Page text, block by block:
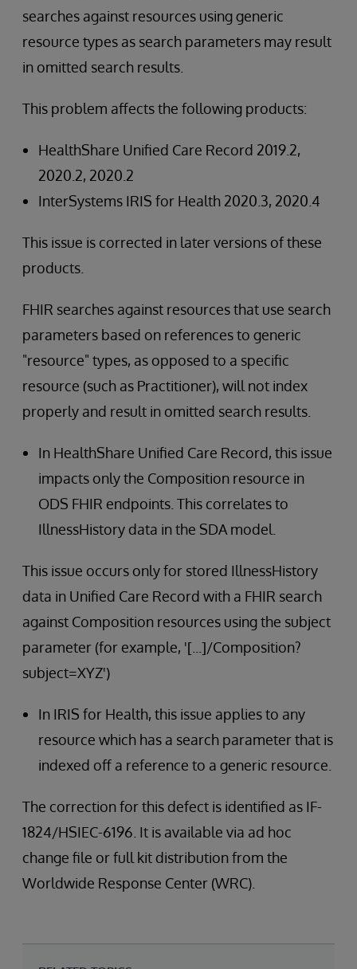
searches against resources using generic
resource types as search parameters may result
in omitted search results.
This problem affects the following products:
HealthShare Unified Care Record 2019.2,
2020.2, 2020.2
InterSystems IRIS for Health 2020.3, 2020.4
This issue is corrected in later versions of these
products.
FHIR searches against resources that use search
parameters based on references to generic
"resource" types, as opposed to a specific
resource (such as Practitioner), will not index
properly and result in omitted search results.
In HealthShare Unified Care Record, this issue
impacts only the Composition resource in
ODS FHIR endpoints. This correlates to
IllnessHistory data in the SDA model.
This issue occurs only for stored IllnessHistory
data in Unified Care Record with a FHIR search
against Composition resources using the subject
parameter (for example, '[...]/Composition?
subject=XYZ')
In IRIS for Health, this issue applies to any
resource which has a search parameter that is
indexed off a reference to a generic resource.
The correction for this defect is identified as IF-
1824/HSIEC-6196. It is available via ad hoc
change file or full kit distribution from the
Worldwide Response Center (WRC).